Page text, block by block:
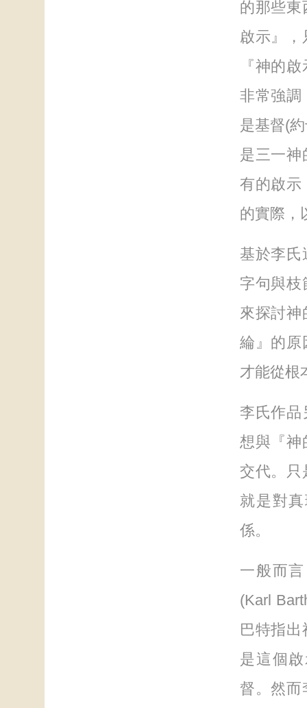
的那些東
啟示』，
『神的
非常強調
是基督(
是三一神
有的啟示
的實際，
基於李氏
字句與枝
來探討神
綸』的原
才能從根
李氏作品
想與『神
交代。只
就是對
係。
一般而
(Karl
巴特指
是這個
督。然而